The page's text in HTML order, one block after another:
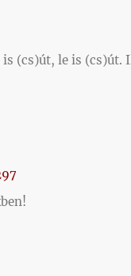
(cs)út, le is (cs)út.